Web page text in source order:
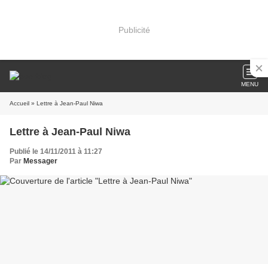
Publicité
MENU
Accueil » Lettre à Jean-Paul Niwa
Lettre à Jean-Paul Niwa
Publié le 14/11/2011 à 11:27
Par Messager